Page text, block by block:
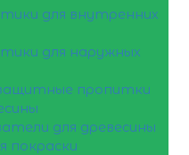
для внутренних
для наружных
пропитки
для древесины
покраски